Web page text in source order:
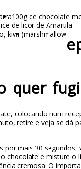
100g de chocolate
de licor de Amarula
kiwi )marshmallow
colocando num
retire e veja se dá
por mais 30
chocolate e misture o
cremosa. O
quer